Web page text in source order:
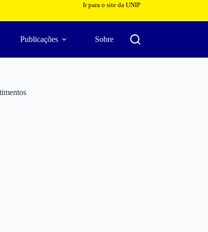
Ir para o site da UNIP
Publicações Sobre